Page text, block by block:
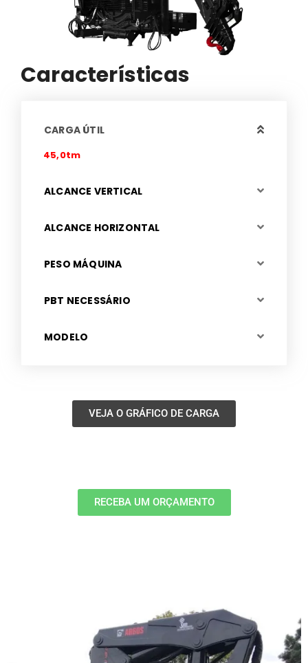
Características
CARGA ÚTIL
45,0tm
ALCANCE VERTICAL
ALCANCE HORIZONTAL
PESO MÁQUINA
PBT NECESSÁRIO
MODELO
VEJA O GRÁFICO DE CARGA
RECEBA UM ORÇAMENTO